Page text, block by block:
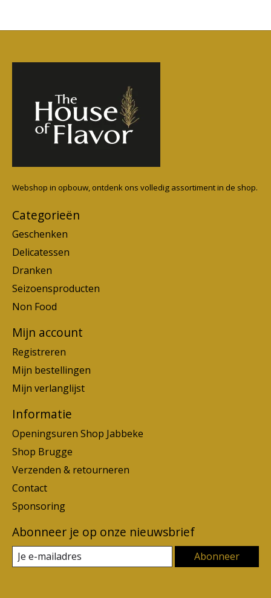
Webshop in opbouw, ontdenk ons volledig assortiment in de shop.
Categorieën
Geschenken
Delicatessen
Dranken
Seizoensproducten
Non Food
Mijn account
Registreren
Mijn bestellingen
Mijn verlanglijst
Informatie
Openingsuren Shop Jabbeke
Shop Brugge
Verzenden & retourneren
Contact
Sponsoring
Abonneer je op onze nieuwsbrief
Abonneer